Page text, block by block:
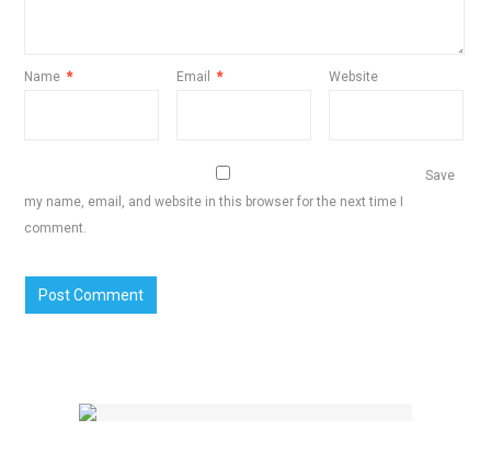
Name * Email * Website
Save
my name, email, and website in this browser for the next time I
comment.